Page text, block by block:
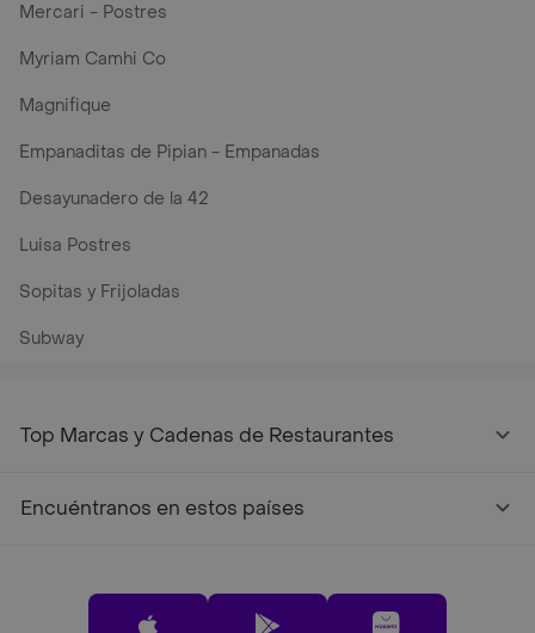
Mercari - Postres
Myriam Camhi Co
Magnifique
Empanaditas de Pipian - Empanadas
Desayunadero de la 42
Luisa Postres
Sopitas y Frijoladas
Subway
Top Marcas y Cadenas de Restaurantes
Encuéntranos en estos países